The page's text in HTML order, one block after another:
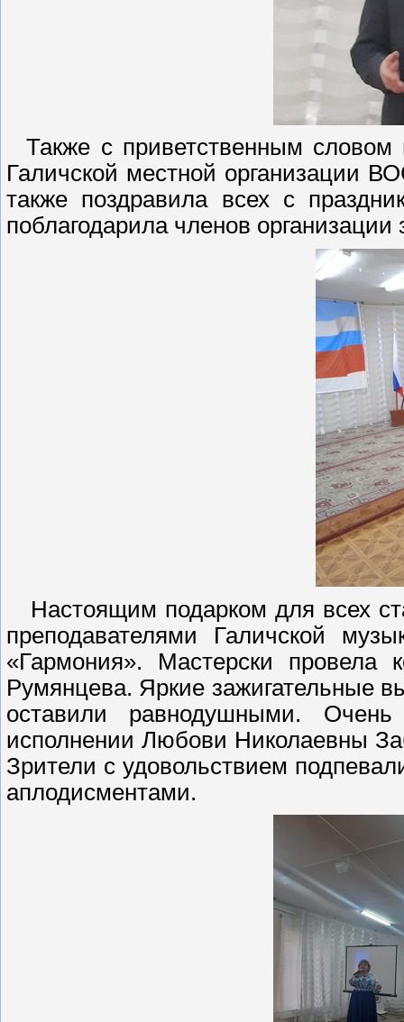
Также с приветственным словом
Галичской местной организации
также поздравила всех с
поблагодарила членов
Настоящим подарком для всех
преподавателями Галичской
«Гармония». Мастерски провела
Румянцева. Яркие зажигательные
оставили равнодушными.
исполнении Любови Николаевны
Зрители с удовольствием
аплодисментами.